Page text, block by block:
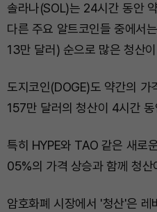
솔라나(SOL)는 24시간 동안
다른 주요 알트코인들 중에서
13만 달러) 순으로 많은 청산
도지코인(DOGE)도 약간의
157만 달러의 청산이 4시간
특히 HYPE와 TAO 같은 새로
05%의 가격 상승과 함께 청산
암호화폐 시장에서 '청산'은 레